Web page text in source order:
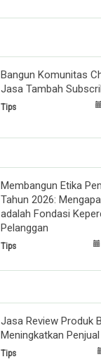
Bangun Komunitas
Jasa Tambah
Tips
Membangun Etika
Tahun 2026:
adalah Fondasi
Pelanggan
Tips
Jasa Review Produk
Meningkatkan Penjual
Tips